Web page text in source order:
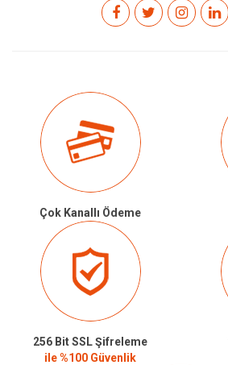
Çok Kanallı Ödeme
256 Bit SSL Şifreleme
ile %100 Güvenlik